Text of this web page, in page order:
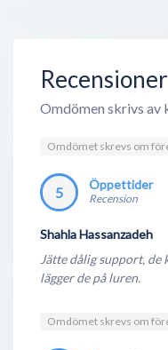
Omdömen skrivs av
Omdömet skrevs om
5 Öppettider
Recension
Shahla Hassanzadeh
Jätte dålig support,
lägger de på luren.
Omdömet skrevs om